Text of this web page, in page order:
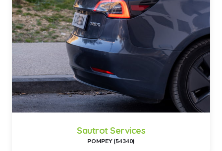
Sautrot Services
POMPEY (54340)